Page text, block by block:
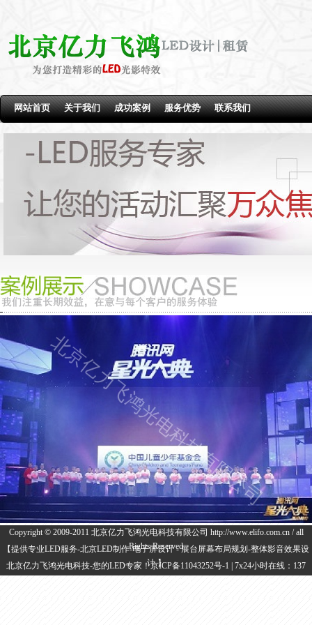
网站首页 关于我们 成功案例 服务优势 联系我们
Copyright © 2009-2011 北京亿力飞鸿光电科技有限公司 http://www.elifo.com.cn / all
Rights Reserved
【提供专业LED服务-北京LED制作-电子屏设计 - 展台屏幕布局规划-整体影音效果设
计 】
北京亿力飞鸿光电科技-您的LED专家！京ICP备11043252号-1 | 7x24小时在线：137